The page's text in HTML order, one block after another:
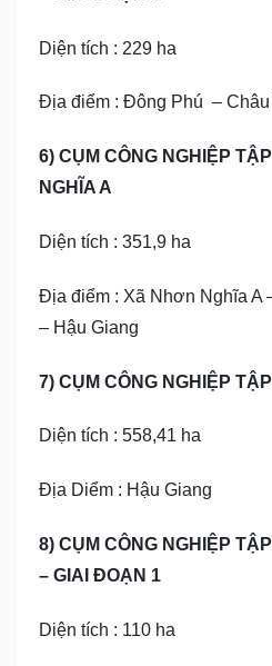
Diện tích : 229 ha
Địa điểm : Đông Phú – Châu
6) CỤM CÔNG NGHIỆP
NGHĨA A
Diện tích : 351,9 ha
Địa điểm : Xã Nhơn Nghĩa A
– Hậu Giang
7) CỤM CÔNG NGHIỆP
Diện tích : 558,41 ha
Địa Diểm : Hậu Giang
8) CỤM CÔNG NGHIỆP
– GIAI ĐOẠN 1
Diện tích : 110 ha